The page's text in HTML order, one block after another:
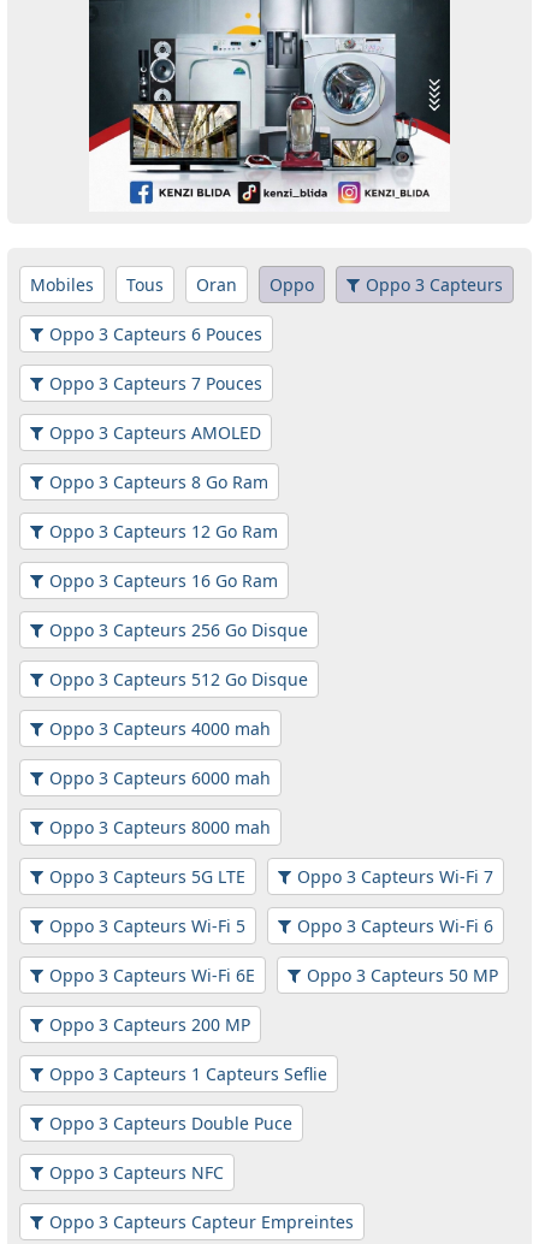
Mobiles Tous Oran Oppo Oppo 3 Capteurs
Oppo 3 Capteurs 6 Pouces
Oppo 3 Capteurs 7 Pouces
Oppo 3 Capteurs AMOLED
Oppo 3 Capteurs 8 Go Ram
Oppo 3 Capteurs 12 Go Ram
Oppo 3 Capteurs 16 Go Ram
Oppo 3 Capteurs 256 Go Disque
Oppo 3 Capteurs 512 Go Disque
Oppo 3 Capteurs 4000 mah
Oppo 3 Capteurs 6000 mah
Oppo 3 Capteurs 8000 mah
Oppo 3 Capteurs 5G LTE Oppo 3 Capteurs Wi-Fi 7
Oppo 3 Capteurs Wi-Fi 5 Oppo 3 Capteurs Wi-Fi 6
Oppo 3 Capteurs Wi-Fi 6E Oppo 3 Capteurs 50 MP
Oppo 3 Capteurs 200 MP
Oppo 3 Capteurs 1 Capteurs Seflie
Oppo 3 Capteurs Double Puce
Oppo 3 Capteurs NFC
Oppo 3 Capteurs Capteur Empreintes